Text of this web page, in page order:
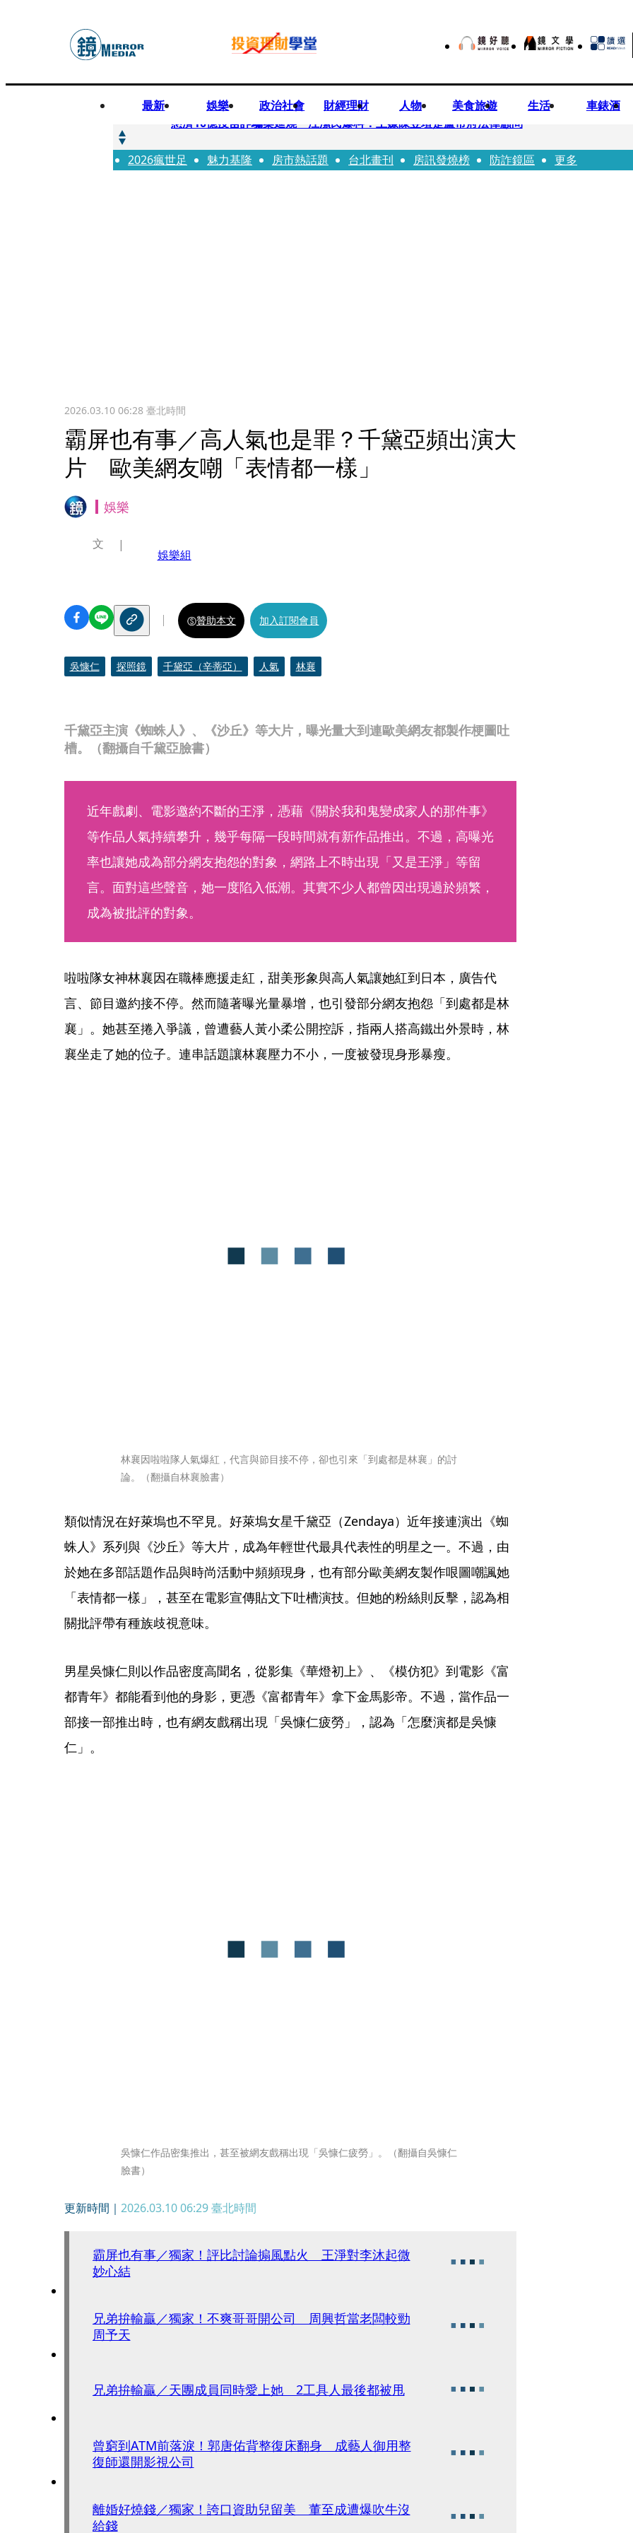
最新 娛樂 政治社會 財經理財 人物 美食旅遊 生活 車錶酒
快訊
慈濟10億疫苗詐騙案延燒 汪潔民爆料：主嫌陳昱瑄是盧市府法律顧問
快訊
桃園平鎮凶殺命案！85歲婦倒臥血泊慘死 丈夫遭帶回偵訊
2026瘋世足 魅力基隆 房市熱話題 台北畫刊 房訊發燒榜 防詐鏡區 更多
2026.03.10 06:28臺北時間
霸屏也有事／高人氣也是罪？千黛亞頻出演大
片 歐美網友嘲「表情都一樣」
娛樂
千黛亞主演《蜘蛛人》、《沙丘》等大片，曝光量大到連歐美網友都製作梗圖吐
槽。（翻攝自千黛亞臉書）
文
娛樂組
贊助本文 加入訂閱會員
吳慷仁 探照鏡 千黛亞（辛蒂亞） 人氣 林襄
近年戲劇、電影邀約不斷的王淨，憑藉《關於我和鬼變成家人的那件事》
等作品人氣持續攀升，幾乎每隔一段時間就有新作品推出。不過，高曝光
率也讓她成為部分網友抱怨的對象，網路上不時出現「又是王淨」等留
言。面對這些聲音，她一度陷入低潮。其實不少人都曾因出現過於頻繁，
成為被批評的對象。
啦啦隊女神林襄因在職棒應援走紅，甜美形象與高人氣讓她紅到日本，廣告代
言、節目邀約接不停。然而隨著曝光量暴增，也引發部分網友抱怨「到處都是林
襄」。她甚至捲入爭議，曾遭藝人黃小柔公開控訴，指兩人搭高鐵出外景時，林
襄坐走了她的位子。連串話題讓林襄壓力不小，一度被發現身形暴瘦。
林襄因啦啦隊人氣爆紅，代言與節目接不停，卻也引來「到處都是林襄」的討
論。（翻攝自林襄臉書）
類似情況在好萊塢也不罕見。好萊塢女星千黛亞（Zendaya）近年接連演出《蜘
蛛人》系列與《沙丘》等大片，成為年輕世代最具代表性的明星之一。不過，由
於她在多部話題作品與時尚活動中頻頻現身，也有部分歐美網友製作哏圖嘲諷她
「表情都一樣」，甚至在電影宣傳貼文下吐槽演技。但她的粉絲則反擊，認為相
關批評帶有種族歧視意味。
男星吳慷仁則以作品密度高聞名，從影集《華燈初上》、《模仿犯》到電影《富
都青年》都能看到他的身影，更憑《富都青年》拿下金馬影帝。不過，當作品一
部接一部推出時，也有網友戲稱出現「吳慷仁疲勞」，認為「怎麼演都是吳慷
仁」。
吳慷仁作品密集推出，甚至被網友戲稱出現「吳慷仁疲勞」。（翻攝自吳慷仁
臉書）
更新時間｜ 2026.03.10 06:29臺北時間
霸屏也有事／獨家！評比討論搧風點火 王淨對李沐起微
妙心結
兄弟拚輸贏／獨家！不爽哥哥開公司 周興哲當老闆較勁
周予天
兄弟拚輸贏／天團成員同時愛上她 2工具人最後都被甩
曾窮到ATM前落淚！郭唐佑背整復床翻身 成藝人御用整
復師還開影視公司
離婚好燒錢／獨家！誇口資助兒留美 董至成遭爆吹牛沒
給錢